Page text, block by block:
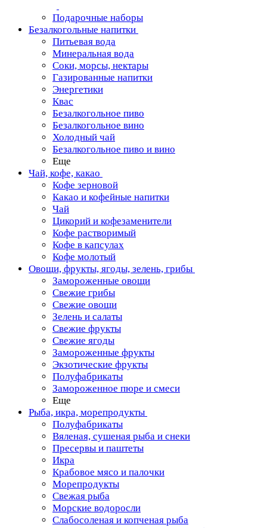
Подарочные наборы
Безалкогольные напитки
Питьевая вода
Минеральная вода
Соки, морсы, нектары
Газированные напитки
Энергетики
Квас
Безалкогольное пиво
Безалкогольное вино
Холодный чай
Безалкогольное пиво и вино
Еще
Чай, кофе, какао
Кофе зерновой
Какао и кофейные напитки
Чай
Цикорий и кофезаменители
Кофе растворимый
Кофе в капсулах
Кофе молотый
Овощи, фрукты, ягоды, зелень, грибы
Замороженные овощи
Свежие грибы
Свежие овощи
Зелень и салаты
Свежие фрукты
Свежие ягоды
Замороженные фрукты
Экзотические фрукты
Полуфабрикаты
Замороженное пюре и смеси
Еще
Рыба, икра, морепродукты
Полуфабрикаты
Вяленая, сушеная рыба и снеки
Пресервы и паштеты
Икра
Крабовое мясо и палочки
Морепродукты
Свежая рыба
Морские водоросли
Слабосоленая и копченая рыба